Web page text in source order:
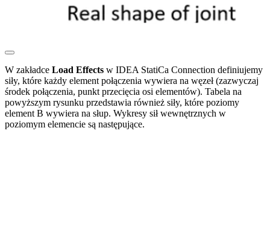
W zakładce Load Effects w IDEA StatiCa Connection definiujemy
siły, które każdy element połączenia wywiera na węzeł (zazwyczaj
środek połączenia, punkt przecięcia osi elementów). Tabela na
powyższym rysunku przedstawia również siły, które poziomy
element B wywiera na słup. Wykresy sił wewnętrznych w
poziomym elemencie są następujące.